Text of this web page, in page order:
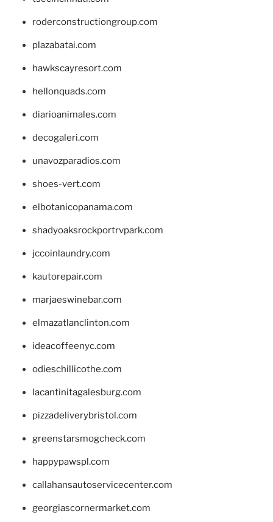
roderconstructiongroup.com
plazabatai.com
hawkscayresort.com
hellonquads.com
diarioanimales.com
decogaleri.com
unavozparadios.com
shoes-vert.com
elbotanicopanama.com
shadyoaksrockportrvpark.com
jccoinlaundry.com
kautorepair.com
marjaeswinebar.com
elmazatlanclinton.com
ideacoffeenyc.com
odieschillicothe.com
lacantinitagalesburg.com
pizzadeliverybristol.com
greenstarsmogcheck.com
happypawspl.com
callahansautoservicecenter.com
georgiascornermarket.com